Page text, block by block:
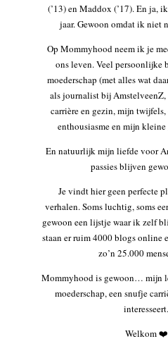
(’13) en Maddox (’17). En ja,
jaar. Gewoon omdat ik niet
Op Mommyhood neem ik je
ons leven. Veel persoonlijke
moederschap (met alles wat
als journalist bij AmstelveenZ,
carrière en gezin, mijn
enthousiasme en mijn
En natuurlijk mijn liefde voor
passies blijven
Je vindt hier geen perfecte
verhalen. Soms luchtig, soms
gewoon een lijstje waar ik zelf
staan er ruim 4000 blogs online
zo’n 25.000
Mommyhood is gewoon… mijn
moederschap, een snufje
interesseert.
Welkom ❤️